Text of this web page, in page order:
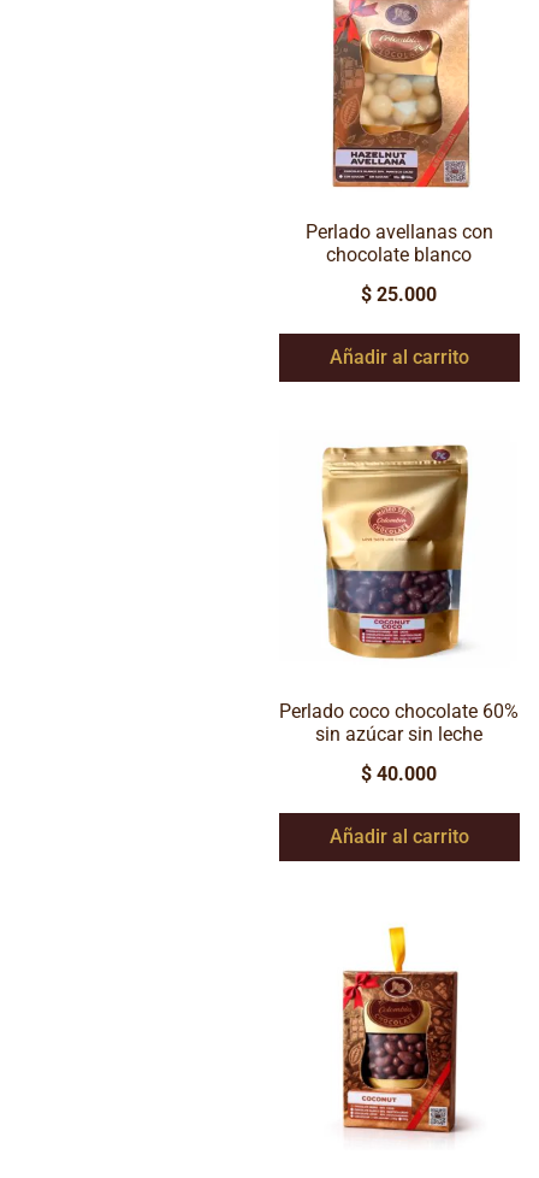
Perlado avellanas con
chocolate blanco
$ 25.000
Añadir al carrito
Perlado coco chocolate 60%
sin azúcar sin leche
$ 40.000
Añadir al carrito